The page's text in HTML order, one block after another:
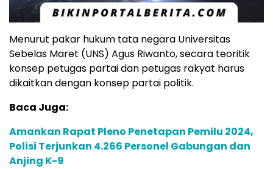
Menurut pakar hukum tata negara Universitas
Sebelas Maret (UNS) Agus Riwanto, secara teoritik
konsep petugas partai dan petugas rakyat harus
dikaitkan dengan konsep partai politik.
Baca Juga:
Amankan Rapat Pleno Penetapan Pemilu 2024,
Polisi Terjunkan 4.266 Personel Gabungan dan
Anjing K-9